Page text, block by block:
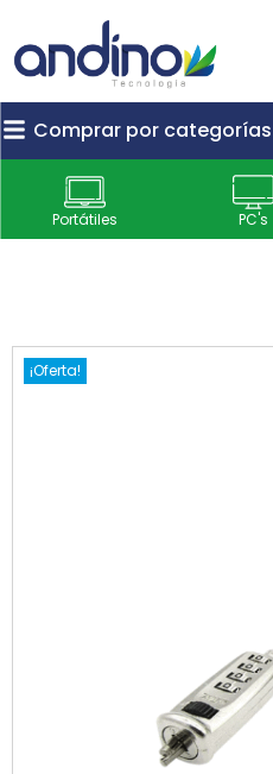
Comprar por categorías
Portátiles PC's
¡Oferta!